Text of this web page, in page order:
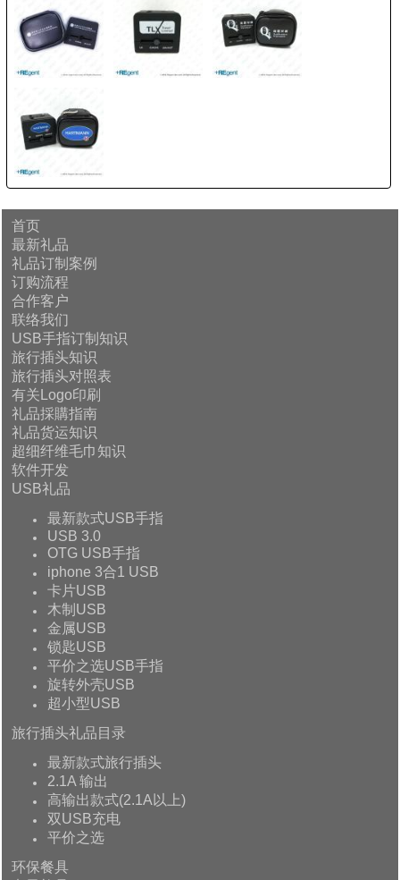
首页
最新礼品
礼品订制案例
订购流程
合作客户
联络我们
USB手指订制知识
旅行插头知识
旅行插头对照表
有关Logo印刷
礼品採購指南
礼品货运知识
超细纤维毛巾知识
软件开发
USB礼品
最新款式USB手指
USB 3.0
OTG USB手指
iphone 3合1 USB
卡片USB
木制USB
金属USB
锁匙USB
平价之选USB手指
旋转外壳USB
超小型USB
旅行插头礼品目录
最新款式旅行插头
2.1A 输出
高输出款式(2.1A以上)
双USB充电
平价之选
环保餐具